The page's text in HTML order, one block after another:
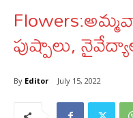
పుష్పాలు,
By Editor July 15, 2022